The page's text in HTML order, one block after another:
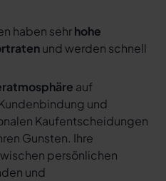
haben sehrhohe
und werden schnell
auf
und
Kaufentscheidungen
Gunsten. Ihre
persönlichen
und